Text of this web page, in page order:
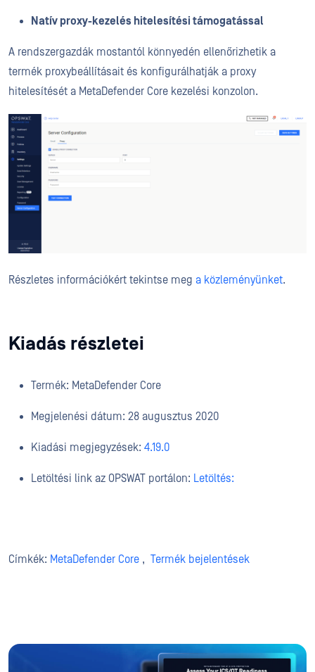
Natív proxy-kezelés hitelesítési támogatással
A rendszergazdák mostantól könnyedén ellenőrizhetik a
termék proxybeállításait és konfigurálhatják a proxy
hitelesítését a MetaDefender Core kezelési konzolon.
Részletes információkért tekintse meg a közleményünket.
Kiadás részletei
Termék: MetaDefender Core
Megjelenési dátum: 28 augusztus 2020
Kiadási megjegyzések: 4.19.0
Letöltési link az OPSWAT portálon: Letöltés:
Címkék: MetaDefender Core , Termék bejelentések